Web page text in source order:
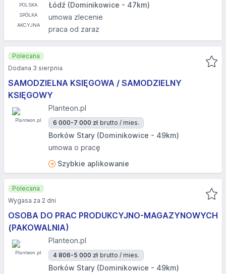
Łódź (Dominikowice - 47km)
umowa zlecenie
praca od zaraz
SAMODZIELNA KSIĘGOWA / SAMODZIELNY
KSIĘGOWY
Planteon.pl
6 000-7 000 zł brutto / mies.
Borków Stary (Dominikowice - 49km)
umowa o pracę
Szybkie aplikowanie
Polecana
Dodana 3 sierpnia
OSOBA DO PRAC PRODUKCYJNO-MAGAZYNOWYCH
(PAKOWALNIA)
Planteon.pl
4 806-5 000 zł brutto / mies.
Borków Stary (Dominikowice - 49km)
Polecana
Wygasa za 2 dni